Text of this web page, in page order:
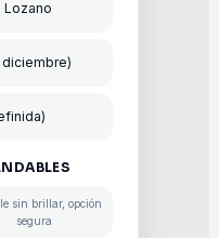
Lozano
diciembre)
sin brillar, opción
segura